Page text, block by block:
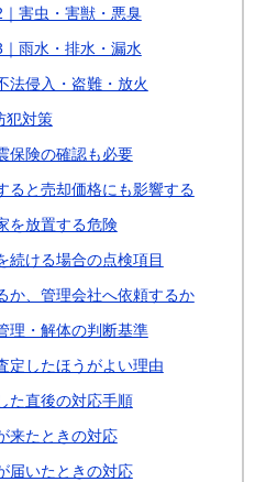
害虫・害獣・悪臭
雨水・排水・漏水
法侵入・盗難・放火
犯対策
保険の確認も必要
ると売却価格にも影響する
を放置する危険
続ける場合の点検項目
か、管理会社へ依頼するか
理・解体の判断基準
定したほうがよい理由
た直後の対応手順
来たときの対応
届いたときの対応